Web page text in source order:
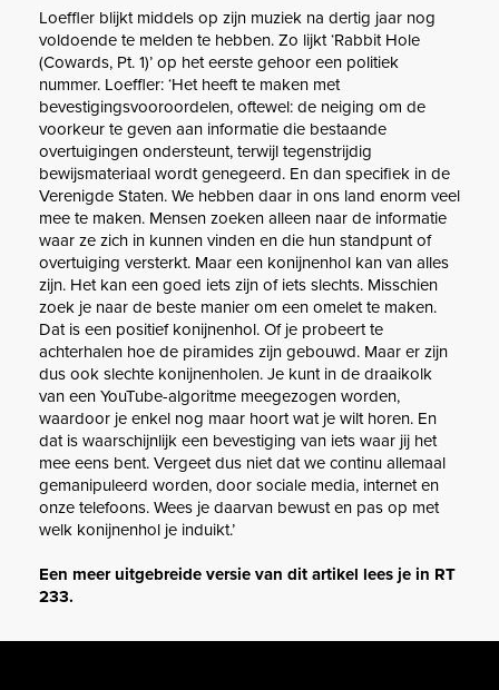
Loeffler blijkt middels op zijn muziek na dertig jaar nog
voldoende te melden te hebben. Zo lijkt ‘Rabbit Hole
(Cowards, Pt. 1)’ op het eerste gehoor een politiek
nummer. Loeffler: ‘Het heeft te maken met
bevestigingsvooroordelen, oftewel: de neiging om de
voorkeur te geven aan informatie die bestaande
overtuigingen ondersteunt, terwijl tegenstrijdig
bewijsmateriaal wordt genegeerd. En dan specifiek in de
Verenigde Staten. We hebben daar in ons land enorm veel
mee te maken. Mensen zoeken alleen naar de informatie
waar ze zich in kunnen vinden en die hun standpunt of
overtuiging versterkt. Maar een konijnenhol kan van alles
zijn. Het kan een goed iets zijn of iets slechts. Misschien
zoek je naar de beste manier om een omelet te maken.
Dat is een positief konijnenhol. Of je probeert te
achterhalen hoe de piramides zijn gebouwd. Maar er zijn
dus ook slechte konijnenholen. Je kunt in de draaikolk
van een YouTube-algoritme meegezogen worden,
waardoor je enkel nog maar hoort wat je wilt horen. En
dat is waarschijnlijk een bevestiging van iets waar jij het
mee eens bent. Vergeet dus niet dat we continu allemaal
gemanipuleerd worden, door sociale media, internet en
onze telefoons. Wees je daarvan bewust en pas op met
welk konijnenhol je induikt.’
Een meer uitgebreide versie van dit artikel lees je in RT
233.